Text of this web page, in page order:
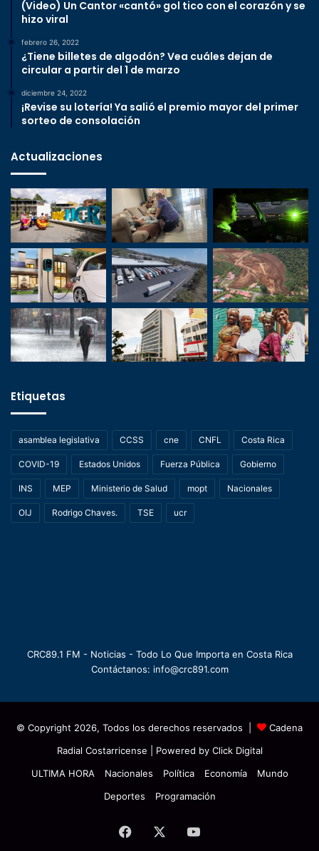
(Video) Un Cantor «cantó» gol tico con el corazón y se
hizo viral
febrero 26, 2022
¿Tiene billetes de algodón? Vea cuáles dejan de
circular a partir del 1 de marzo
diciembre 24, 2022
¡Revise su lotería! Ya salió el premio mayor del primer
sorteo de consolación
Actualizaciones
Etiquetas
asamblea legislativa CCSS cne CNFL Costa Rica
COVID-19 Estados Unidos Fuerza Pública Gobierno
INS MEP Ministerio de Salud mopt Nacionales
OIJ Rodrigo Chaves. TSE ucr
CRC89.1 FM - Noticias - Todo Lo Que Importa en Costa Rica
Contáctanos: info@crc891.com
© Copyright 2026, Todos los derechos reservados |
Cadena
Radial Costarricense | Powered by Click Digital
ULTIMA HORA
Nacionales Política Economía
Mundo
Deportes
Programación
Facebook YouTube